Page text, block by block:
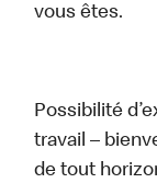
vous êtes.
Possibilité
travail –
de tout